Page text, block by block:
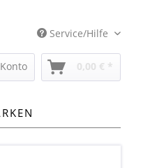
Service/Hilfe
0,00 € *